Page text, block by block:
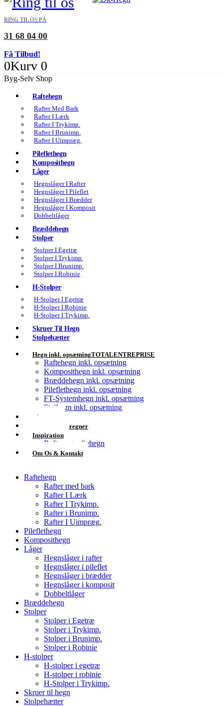
RING TIL OS PÅ
31 68 04 00
Få Tilbud!
0Kurv 0
Byg-Selv Shop
Raftehegn
Rafter Med Bark
Rafter I Lærk
Rafter I Trykimp.
Rafter I Brunimp.
Rafter I Uimpræg.
Pileflethegn
Komposithegn
Låger
Hegnslåger I Rafter
Hegnslåger I Pileflet
Hegnslåger I Brædder
Hegnslåger I Komposit
Dobbeltlåger
Bræddehegn
Stolper
Stolper I Egetræ
Stolper I Trykimp.
Stolper I Brunimp.
Stolper I Robinie
H-Stolper
H-Stolper I Egetræ
H-Stolper I Robinie
H-Stolper I Trykimp.
Skruer Til Hegn
Stolpehætter
Hegn inkl. opsætningTOTALENTREPRISE
Raftehegn inkl. opsætning
Komposithegn inkl. opsætning
Bræddehegn inkl. opsætning
Pileflethegn inkl. opsætning
FT-Systemhegn inkl. opsætning
Støjhegn inkl. opsætning
Få Tilbud
Materiale Beregner
Inspiration
Rafter og raftehegn
Om Os & Kontakt
Raftehegn
Rafter med bark
Rafter I Lærk
Rafter I Trykimp.
Rafter i Brunimp.
Rafter I Uimpræg.
Pileflethegn
Komposithegn
Låger
Hegnslåger i rafter
Hegnslåger i pileflet
Hegnslåger i brædder
Hegnslåger i komposit
Dobbeltlåger
Bræddehegn
Stolper
Stolper i Egetræ
Stolper i Trykimp.
Stolper i Brunimp.
Stolper i Robinie
H-stolper
H-stolper i egetræ
H-stolper i robinie
H-Stolper i Trykimp.
Skruer til hegn
Stolpehætter